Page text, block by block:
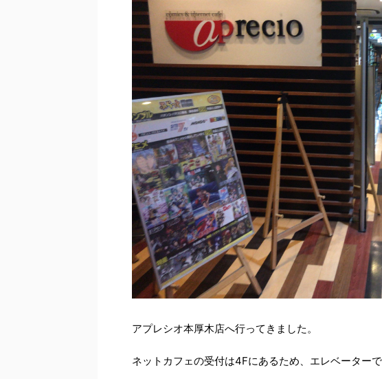
アプレシオ本厚木店へ行ってきました。
ネットカフェの受付は4Fにあるため、エレベーター